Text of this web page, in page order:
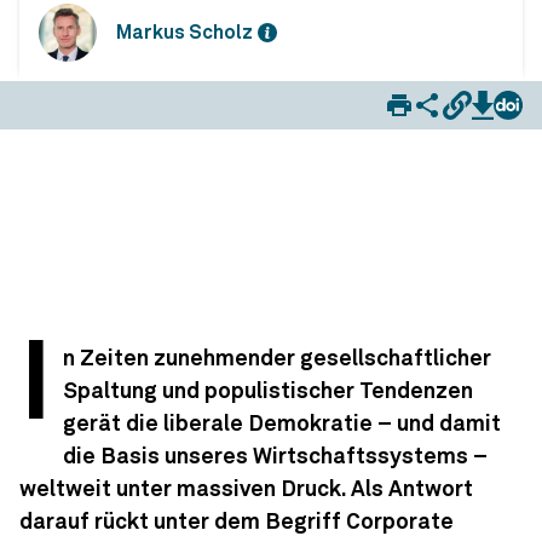
Markus Scholz
I
n Zeiten zunehmender gesellschaftlicher
Spaltung und populistischer Tendenzen
gerät die liberale Demokratie – und damit
die Basis unseres Wirtschaftssystems –
weltweit unter massiven Druck. Als Antwort
darauf rückt unter dem Begriff Corporate